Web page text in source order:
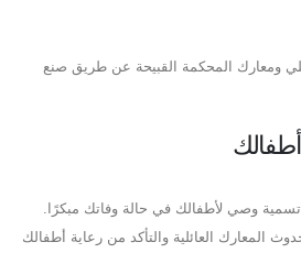
ومعارك المحكمة القبيحة عن طريق صنع
وصي لأطفالك في حالة وفاتك مبكرًا.
المعارك العائلية والتأكد من رعاية أطفالك